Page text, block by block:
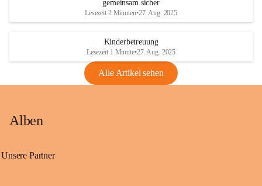
gemeinsam.sicher
Lesezeit 2 Minuten•27. Aug. 2025
Kinderbetreuung
Lesezeit 1 Minute•27. Aug. 2025
Alle Artikel sehen
Alben
Unsere Partner